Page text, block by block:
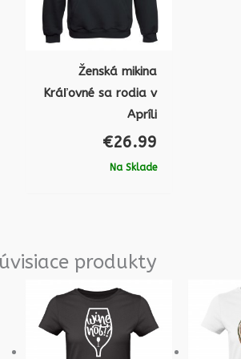
Ženská mikina
Kráľovné sa rodia v
Apríli
€26.99
Na Sklade
produkty